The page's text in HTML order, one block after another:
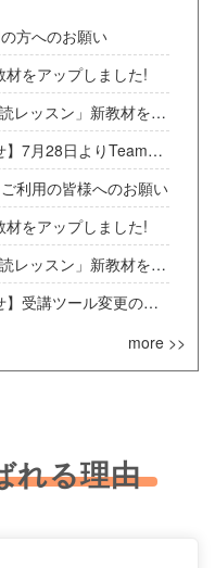
方へのお願い
をアップしました!
2026-08-03 ｢ニュース記事閲読レッスン」新教材をアップしました！
2026-07-27 【重要なお知らせ】7月28日よりTeamsが使えなくなります！
用の皆様へのお願い
をアップしました!
2026-07-27 ｢ニュース記事閲読レッスン」新教材をアップしました！
2026-07-24 【緊急のお知らせ】受講ツール変更の緊急お願い
more >>
れる理由